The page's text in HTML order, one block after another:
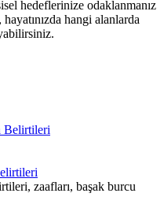
hedeflerinize odaklanmanız
hangi alanlarda
zaafları, başak burcu